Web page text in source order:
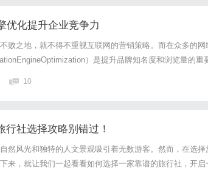
优化提升企业竞争力
败之地，就不得不重视互联网的营销策略。而在众多的网
）是提升品牌知名度和浏览量的重
公司致力于为客户提供全方位的生成引擎优化服务。本文
方面的卓越表...
10
社选择攻略别错过！
然风光和独特的人文景观吸引着无数游客。然而，在选择
来，就让我们一起看看如何选择一家靠谱的旅行社，开启